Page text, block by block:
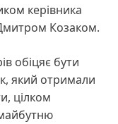
керівника
Козаком.
обіцяє бути
який отримали
цілком